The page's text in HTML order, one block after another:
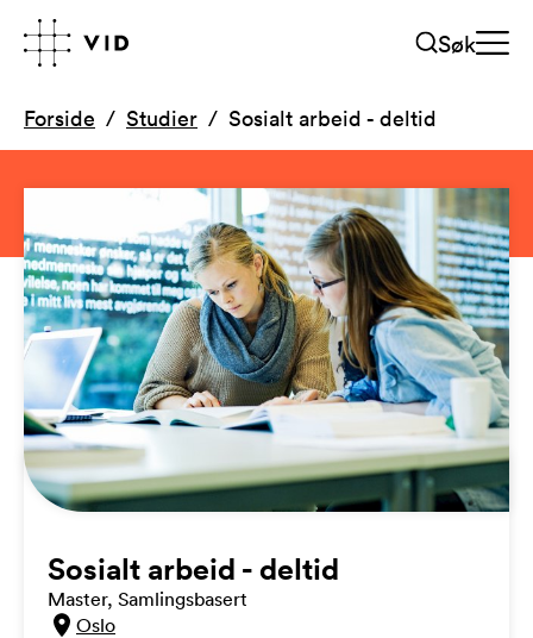
Søk
Forside Studier Sosialt arbeid - deltid
Sosialt arbeid - deltid
Master, Samlingsbasert
Oslo